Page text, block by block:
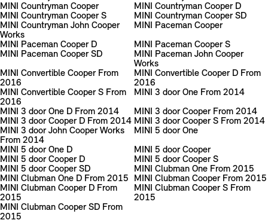
MINI Countryman Cooper
MINI Countryman Cooper D
MINI Countryman Cooper S
MINI Countryman Cooper SD
MINI Countryman John Cooper
Works
MINI Paceman Cooper
MINI Paceman Cooper D
MINI Paceman Cooper S
MINI Paceman Cooper SD
MINI Paceman John Cooper
Works
MINI Convertible Cooper From
2016
MINI Convertible Cooper D From
2016
MINI Convertible Cooper S From
2016
MINI 3 door One From 2014
MINI 3 door One D From 2014
MINI 3 door Cooper From 2014
MINI 3 door Cooper D From 2014 MINI 3 door Cooper S From 2014
MINI 3 door John Cooper Works
From 2014
MINI 5 door One
MINI 5 door One D
MINI 5 door Cooper
MINI 5 door Cooper D
MINI 5 door Cooper S
MINI 5 door Cooper SD
MINI Clubman One From 2015
MINI Clubman One D From 2015
MINI Clubman Cooper From 2015
MINI Clubman Cooper D From
2015
MINI Clubman Cooper S From
2015
MINI Clubman Cooper SD From
2015